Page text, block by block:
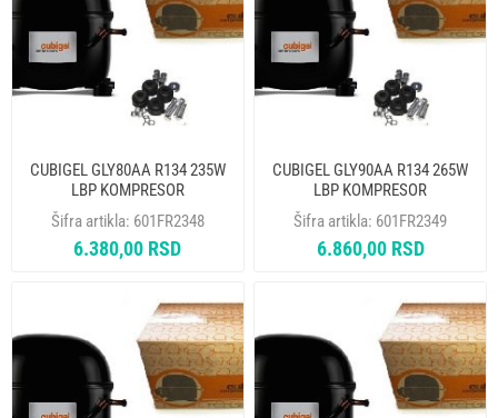
CUBIGEL GLY80AA R134 235W
LBP KOMPRESOR
Šifra artikla: 601FR2348
6.380,00 RSD
CUBIGEL GLY90AA R134 265W
LBP KOMPRESOR
Šifra artikla: 601FR2349
6.860,00 RSD